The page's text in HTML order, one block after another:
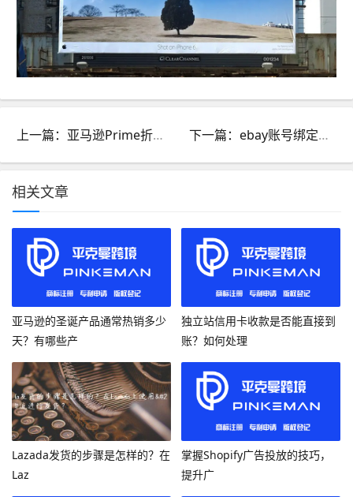
上一篇：亚马逊Prime折扣设置的规则是什么？如何进行设置？ 下一篇：ebay账号绑定信用卡规定和缴费方式介绍
相关文章
亚马逊的圣诞产品通常热销多少
天？有哪些产
独立站信用卡收款是否能直接到
账？如何处理
Lazada发货的步骤是怎样的？在
Laz
掌握Shopify广告投放的技巧，
提升广